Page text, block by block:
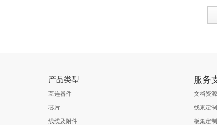
产品类型
互连器件
芯片
线缆及附件
服务
文档资源
线束定制
板集定制